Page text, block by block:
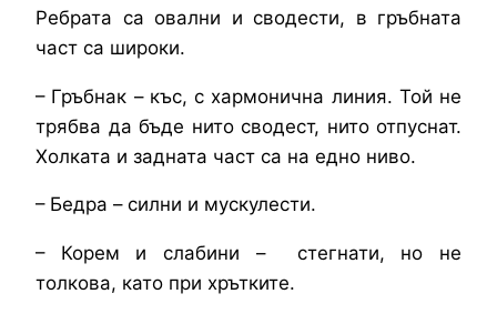
Ребрата са овални и сводести, в гръбната
част са широки.
– Гръбнак – къс, с хармонична линия. Той не
трябва да бъде нито сводест, нито отпуснат.
Холката и задната част са на едно ниво.
– Бедра – силни и мускулести.
– Корем и слабини – стегнати, но не
толкова, като при хрътките.